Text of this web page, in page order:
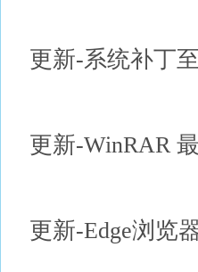
更新-系统补丁
更新-WinRAR
更新-Edge浏览